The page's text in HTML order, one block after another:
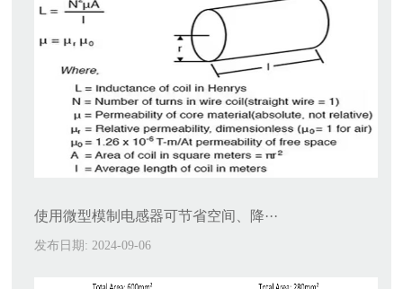
使用微型模制电感器可节省空间、降···
发布日期: 2024-09-06